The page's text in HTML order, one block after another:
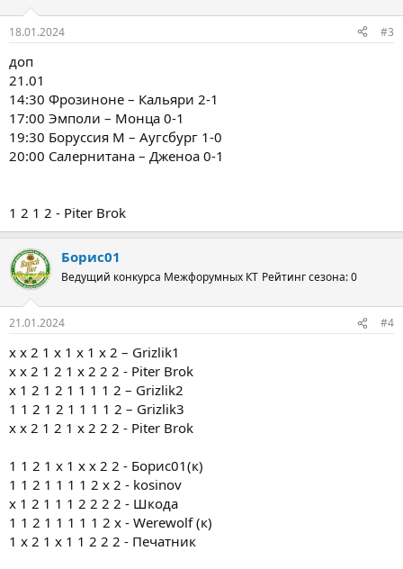
18.01.2024 #3
доп
21.01
14:30 Фрозиноне – Кальяри 2-1
17:00 Эмполи – Монца 0-1
19:30 Боруссия М – Аугсбург 1-0
20:00 Салернитана – Дженоа 0-1
1 2 1 2 - Piter Brok
Борис01
Ведущий конкурса Межфорумных КТ Рейтинг сезона: 0
21.01.2024 #4
х х 2 1 х 1 х 1 х 2 – Grizlik1
x x 2 1 2 1 x 2 2 2 - Piter Brok
х 1 2 1 2 1 1 1 1 2 – Grizlik2
1 1 2 1 2 1 1 1 1 2 – Grizlik3
x x 2 1 2 1 x 2 2 2 - Piter Brok
1 1 2 1 х 1 x х 2 2 - Борис01(к)
1 1 2 1 1 1 1 2 х 2 - kosinov
x 1 2 1 1 1 2 2 2 2 - Шкода
1 1 2 1 1 1 1 1 2 x - Werewolf (к)
1 x 2 1 x 1 1 2 2 2 - Печатник